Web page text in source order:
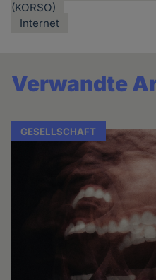
(KORSO)
Internet
Verwandte
GESELLSCHAFT